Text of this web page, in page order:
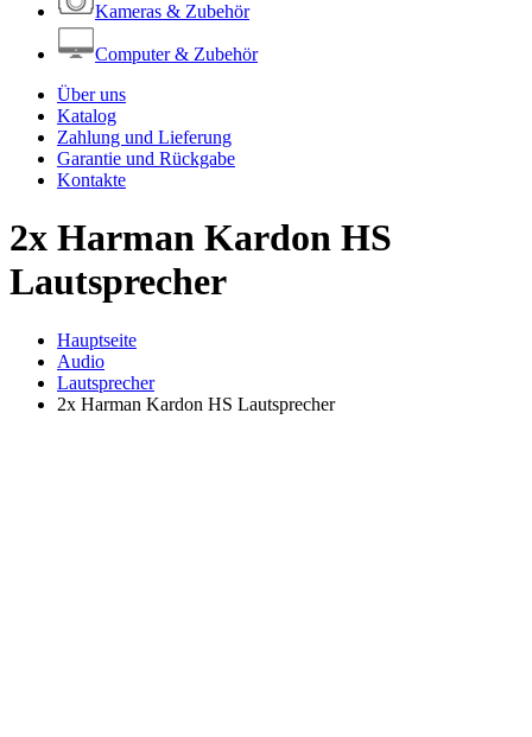
Kameras & Zubehör
Computer & Zubehör
Über uns
Katalog
Zahlung und Lieferung
Garantie und Rückgabe
Kontakte
2x Harman Kardon HS
Lautsprecher
Hauptseite
Audio
Lautsprecher
2x Harman Kardon HS Lautsprecher